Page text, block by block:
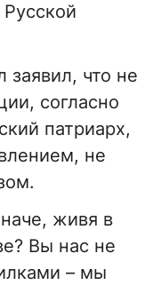
заявил, что не
согласно
патриарх,
не
живя в
Вы нас не
– мы